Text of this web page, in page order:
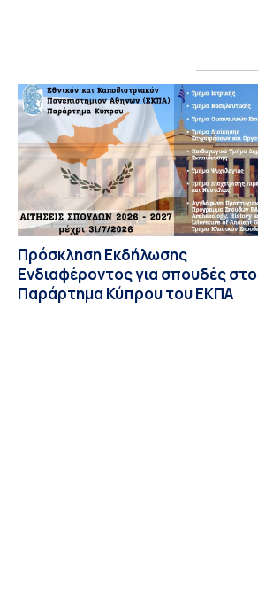
Πρόσκληση Εκδήλωσης
Ενδιαφέροντος για σπουδές στο
Παράρτημα Κύπρου του ΕΚΠΑ